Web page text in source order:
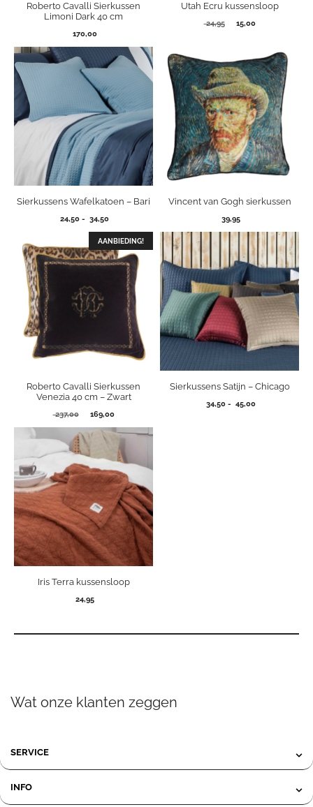
Roberto Cavalli Sierkussen
Limoni Dark 40 cm
170,00
Utah Ecru kussensloop
24,95
Oorspronkelijke
24,95.
15,00Huidige
15,00.
Sierkussens Wafelkatoen – Bari
24,50 - 34,50Prijsklasse:
tot
34,50
Vincent van Gogh sierkussen
39,95
AANBIEDING!
Roberto Cavalli Sierkussen
Venezia 40 cm – Zwart
237,00
Oorspronkelijke
was:
237,00.
169,00Huidige
is:
169,00.
Sierkussens Satijn – Chicago
34,50 - 45,00Prijsklasse:
Iris Terra kussensloop
24,95
Wat onze klanten zeggen
SERVICE
INFO